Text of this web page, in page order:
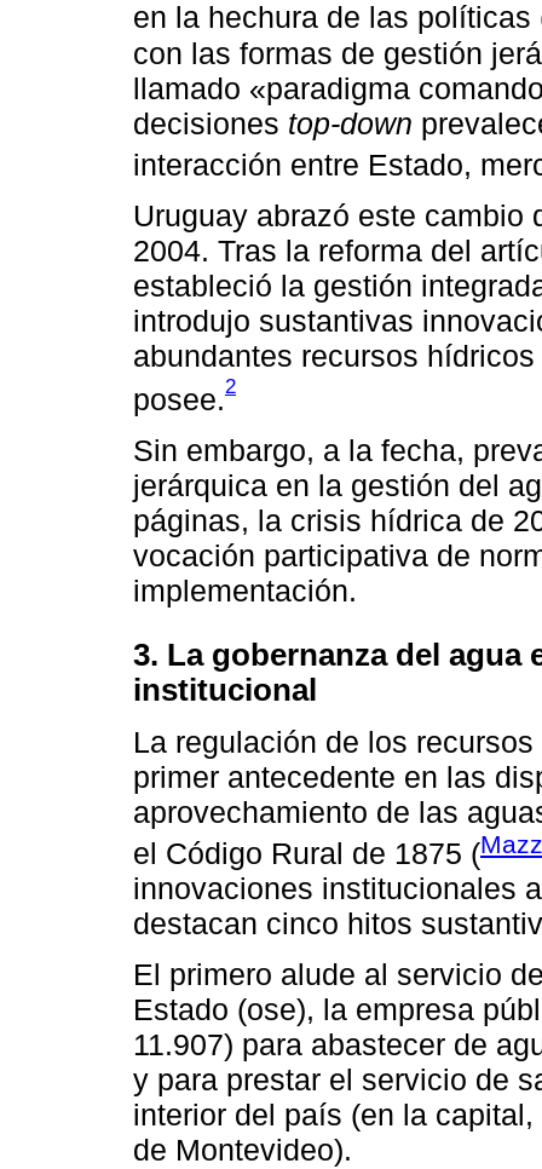
en la hechura de las políticas
con las formas de gestión
llamado «paradigma
decisiones top-down
interacción entre Estado,
Uruguay abrazó este cambio
2004. Tras la reforma del
estableció la gestión
introdujo sustantivas
abundantes recursos
posee.2
Sin embargo, a la fecha,
jerárquica en la gestión del
páginas, la crisis hídrica de
vocación participativa de
implementación.
3. La gobernanza del agua
institucional
La regulación de los
primer antecedente en las
aprovechamiento de las
el Código Rural de 1875 (
innovaciones institucionales
destacan cinco hitos
El primero alude al servicio
Estado (ose), la empresa
11.907) para abastecer de
y para prestar el servicio de
interior del país (en la
de Montevideo).